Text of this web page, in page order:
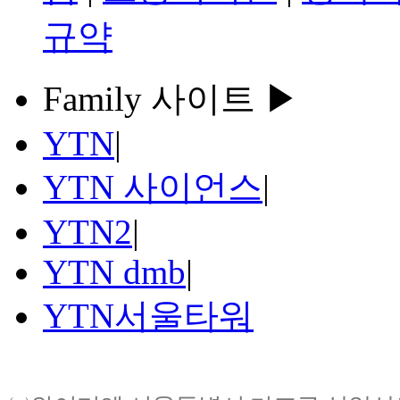
규약
Family 사이트 ▶
YTN|
YTN 사이언스|
YTN2|
YTN dmb|
YTN서울타워